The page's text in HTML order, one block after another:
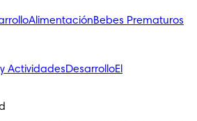
AlimentaciónBebes Prematuros
ActividadesDesarrolloEl